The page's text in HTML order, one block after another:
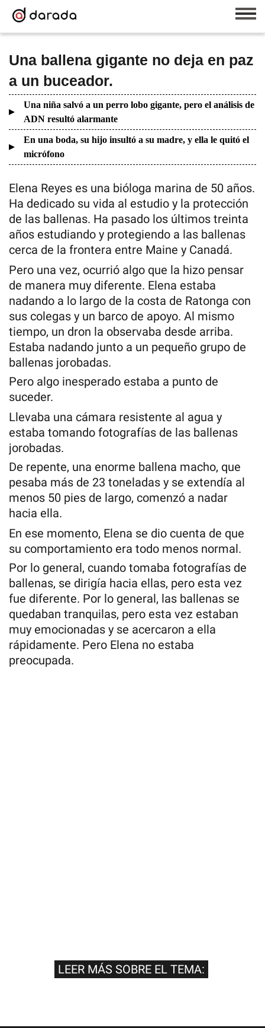
Una ballena gigante no deja en paz
a un buceador.
Una niña salvó a un perro lobo gigante, pero el análisis de
ADN resultó alarmante
En una boda, su hijo insultó a su madre, y ella le quitó el
micrófono
Elena Reyes es una bióloga marina de 50 años.
Ha dedicado su vida al estudio y la protección
de las ballenas. Ha pasado los últimos treinta
años estudiando y protegiendo a las ballenas
cerca de la frontera entre Maine y Canadá.
Pero una vez, ocurrió algo que la hizo pensar
de manera muy diferente. Elena estaba
nadando a lo largo de la costa de Ratonga con
sus colegas y un barco de apoyo. Al mismo
tiempo, un dron la observaba desde arriba.
Estaba nadando junto a un pequeño grupo de
ballenas jorobadas.
Pero algo inesperado estaba a punto de
suceder.
Llevaba una cámara resistente al agua y
estaba tomando fotografías de las ballenas
jorobadas.
De repente, una enorme ballena macho, que
pesaba más de 23 toneladas y se extendía al
menos 50 pies de largo, comenzó a nadar
hacia ella.
En ese momento, Elena se dio cuenta de que
su comportamiento era todo menos normal.
Por lo general, cuando tomaba fotografías de
ballenas, se dirigía hacia ellas, pero esta vez
fue diferente. Por lo general, las ballenas se
quedaban tranquilas, pero esta vez estaban
muy emocionadas y se acercaron a ella
rápidamente. Pero Elena no estaba
preocupada.
LEER MÁS SOBRE EL TEMA: